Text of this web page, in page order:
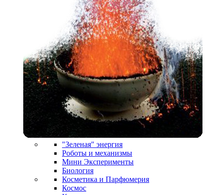
"Зеленая" энергия
Роботы и механизмы
Мини Эксперименты
Биология
Косметика и Парфюмерия
Космос